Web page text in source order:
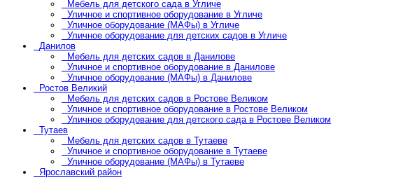
Мебель для детского сада в Угличе
Уличное и спортивное оборудование в Угличе
Уличное оборудование (МАФы) в Угличе
Уличное оборудование для детских садов в Угличе
Данилов
Мебель для детских садов в Данилове
Уличное и спортивное оборудование в Данилове
Уличное оборудование (МАФы) в Данилове
Ростов Великий
Мебель для детских садов в Ростове Великом
Уличное и спортивное оборудование в Ростове Великом
Уличное оборудование для детского сада в Ростове Великом
Тутаев
Мебель для детских садов в Тутаеве
Уличное и спортивное оборудование в Тутаеве
Уличное оборудование (МАФы) в Тутаеве
Ярославский район